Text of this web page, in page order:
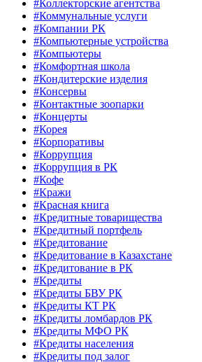
#Коллекторские агентства
#Коммунальные услуги
#Компании РК
#Компьютерные устройства
#Компьютеры
#Комфортная школа
#Кондитерские изделия
#Консервы
#Контактные зоопарки
#Концерты
#Корея
#Корпоративы
#Коррупция
#Коррупция в РК
#Кофе
#Кражи
#Красная книга
#Кредитные товарищества
#Кредитный портфель
#Кредитование
#Кредитование в Казахстане
#Кредитование в РК
#Кредиты
#Кредиты БВУ РК
#Кредиты КТ РК
#Кредиты ломбардов РК
#Кредиты МФО РК
#Кредиты населения
#Кредиты под залог